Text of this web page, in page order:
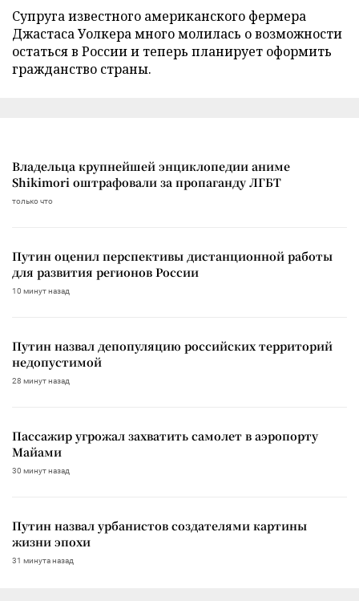
Супруга известного американского фермера
Джастаса Уолкера много молилась о возможности
остаться в России и теперь планирует оформить
гражданство страны.
Владельца крупнейшей энциклопедии аниме
Shikimori оштрафовали за пропаганду ЛГБТ
только что
Путин оценил перспективы дистанционной работы
для развития регионов России
10 минут назад
Путин назвал депопуляцию российских территорий
недопустимой
28 минут назад
Пассажир угрожал захватить самолет в аэропорту
Майами
30 минут назад
Путин назвал урбанистов создателями картины
жизни эпохи
31 минута назад